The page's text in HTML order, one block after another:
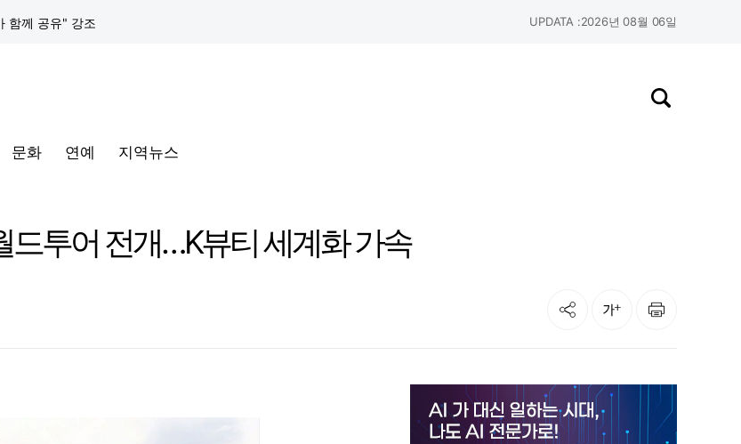
함께 공유" 강조
주… 시장 확대 본격화
함께 공유" 강조
UPDATA :2026년 08월 06일
문화 연예 지역뉴스
검색창 열기
드투어 전개…K뷰티 세계화 가속
공유 글자크기 인쇄